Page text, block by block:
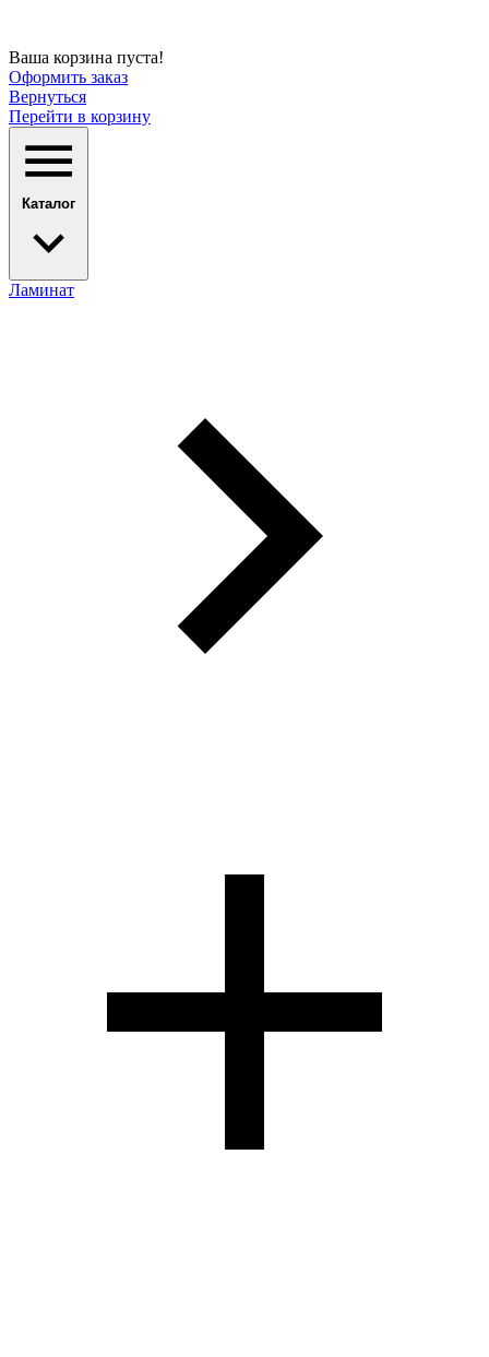
Ваша корзина пуста!
Оформить заказ
Вернуться
Перейти в корзину
Каталог
Ламинат